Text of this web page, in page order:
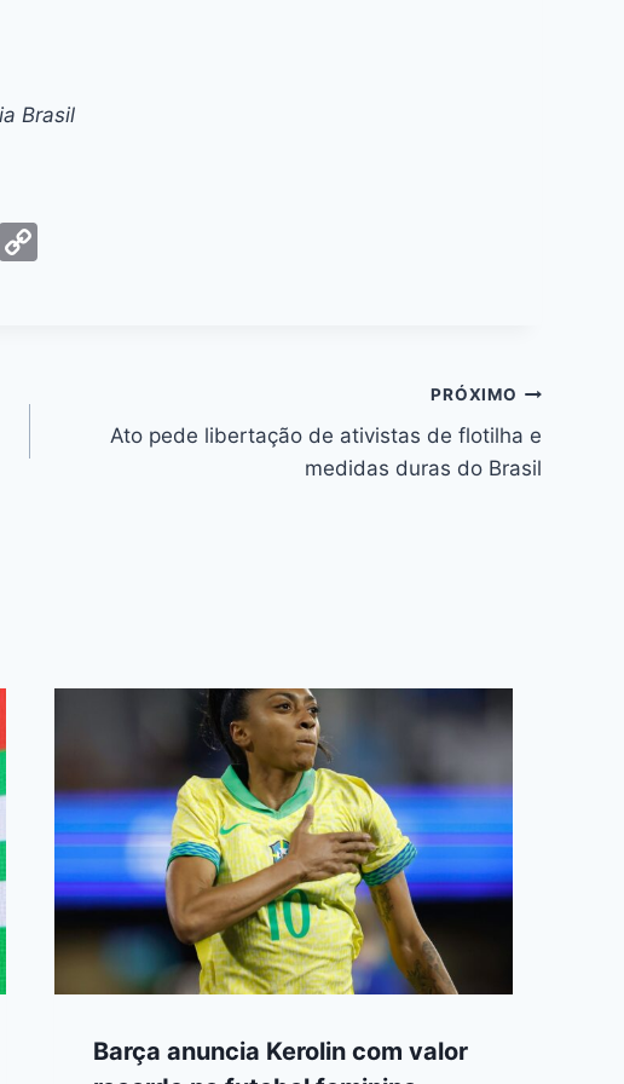
Brasil
G
PRÓXIMO
Ato pede libertação de ativistas de flotilha e
medidas duras do Brasil
Barça anuncia Kerolin com valor